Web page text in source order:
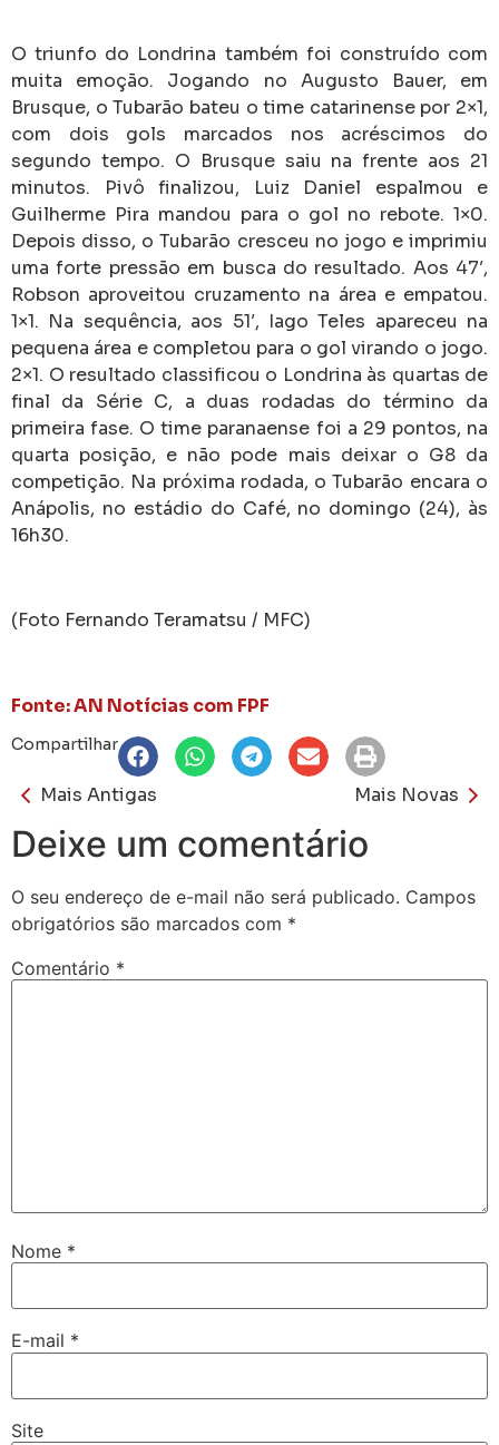
O triunfo do Londrina também foi construído com
muita emoção. Jogando no Augusto Bauer, em
Brusque, o Tubarão bateu o time catarinense por 2×1,
com dois gols marcados nos acréscimos do
segundo tempo. O Brusque saiu na frente aos 21
minutos. Pivô finalizou, Luiz Daniel espalmou e
Guilherme Pira mandou para o gol no rebote. 1×0.
Depois disso, o Tubarão cresceu no jogo e imprimiu
uma forte pressão em busca do resultado. Aos 47′,
Robson aproveitou cruzamento na área e empatou.
1×1. Na sequência, aos 51′, Iago Teles apareceu na
pequena área e completou para o gol virando o jogo.
2×1. O resultado classificou o Londrina às quartas de
final da Série C, a duas rodadas do término da
primeira fase. O time paranaense foi a 29 pontos, na
quarta posição, e não pode mais deixar o G8 da
competição. Na próxima rodada, o Tubarão encara o
Anápolis, no estádio do Café, no domingo (24), às
16h30.
(Foto Fernando Teramatsu / MFC)
Fonte: AN Notícias com FPF
Compartilhar
Mais Antigas Mais Novas
Deixe um comentário
O seu endereço de e-mail não será publicado. Campos
obrigatórios são marcados com *
Comentário *
Nome *
E-mail *
Site